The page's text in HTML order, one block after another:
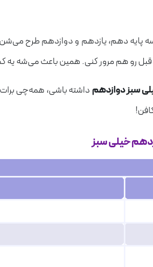
داریم که از سه پایه دهم، یازدهم و
رو هم مرور کنی. همین باعث می‌شه یه
سبز دوازدهمداشته باشی، همه‌چی
خیلی سبز